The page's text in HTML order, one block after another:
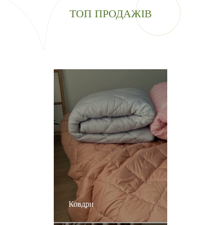
ТОП ПРОДАЖІВ
Ковдри